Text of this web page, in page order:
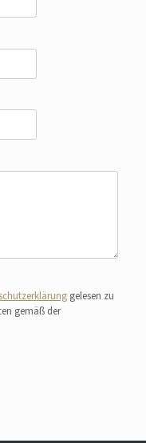
gelesen zu
gemäß der